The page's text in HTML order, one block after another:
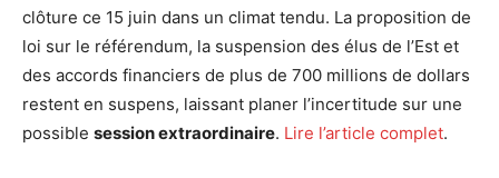
clôture ce 15 juin dans un climat tendu. La proposition de
loi sur le référendum, la suspension des élus de l’Est et
des accords financiers de plus de 700 millions de dollars
restent en suspens, laissant planer l’incertitude sur une
possible session extraordinaire. Lire l’article complet.